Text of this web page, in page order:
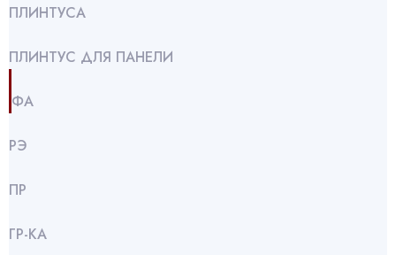
ПЛИНТУСА
ПЛИНТУС ДЛЯ ПАНЕЛИ
ФА
РЭ
ПР
ГР-КА